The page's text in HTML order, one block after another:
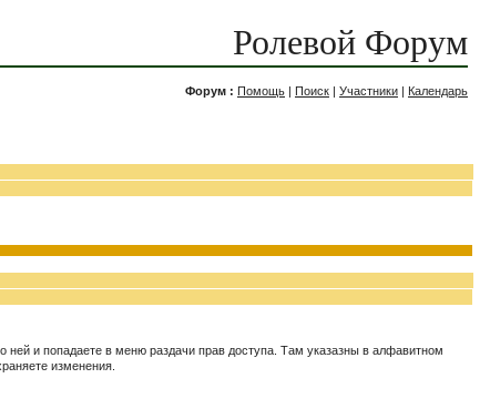
Ролевой Форум
Форум : Помощь | Поиск | Участники | Календарь
ней и попадаете в меню раздачи прав доступа. Там указазны в алфавитном
изменения.